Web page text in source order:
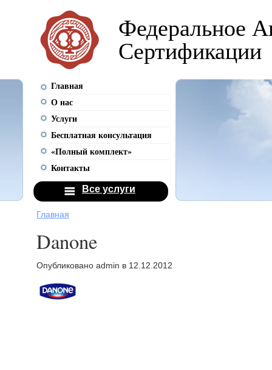
Федеральное
Сертификации
Главная
О нас
Услуги
Бесплатная консультация
«Полный комплект»
Контакты
Все услуги
Главная
Danone
Опубликовано admin в 12.12.2012